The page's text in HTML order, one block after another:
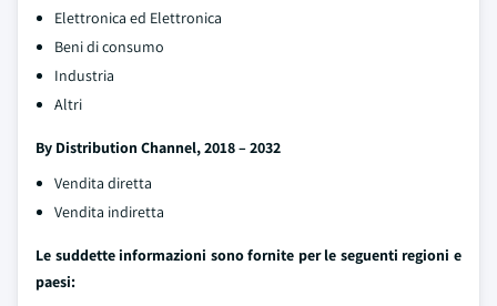
Elettronica ed Elettronica
Beni di consumo
Industria
Altri
By Distribution Channel, 2018 – 2032
Vendita diretta
Vendita indiretta
Le suddette informazioni sono fornite per le seguenti regioni e
paesi: